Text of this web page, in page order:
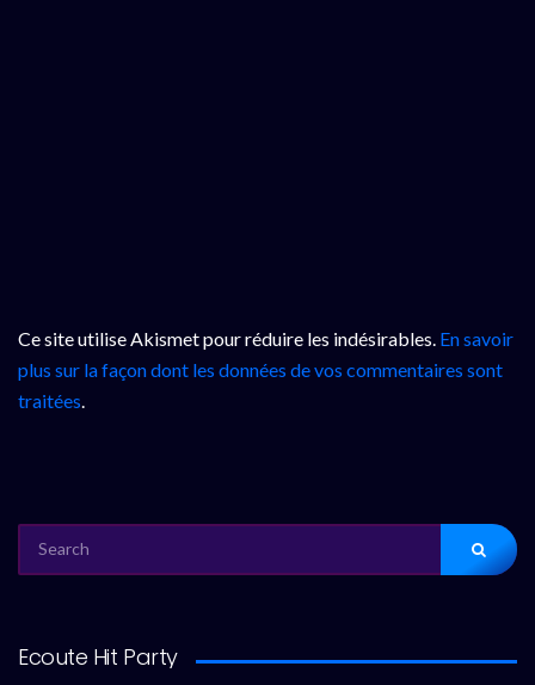
Ce site utilise Akismet pour réduire les indésirables. En savoir
plus sur la façon dont les données de vos commentaires sont
traitées.
FOR:
Ecoute Hit Party